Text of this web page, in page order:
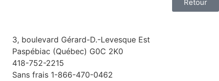
Retour
3, boulevard Gérard-D.-Levesque Est
Paspébiac (Québec) G0C 2K0
418-752-2215
Sans frais 1-866-470-0462